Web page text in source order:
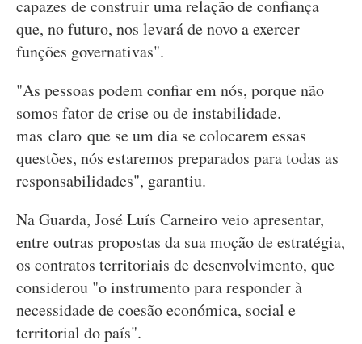
capazes de construir uma relação de confiança
que, no futuro, nos levará de novo a exercer
funções governativas".
"As pessoas podem confiar em nós, porque não
somos fator de crise ou de instabilidade.
mas claro que se um dia se colocarem essas
questões, nós estaremos preparados para todas as
responsabilidades", garantiu.
Na Guarda, José Luís Carneiro veio apresentar,
entre outras propostas da sua moção de estratégia,
os contratos territoriais de desenvolvimento, que
considerou "o instrumento para responder à
necessidade de coesão económica, social e
territorial do país".